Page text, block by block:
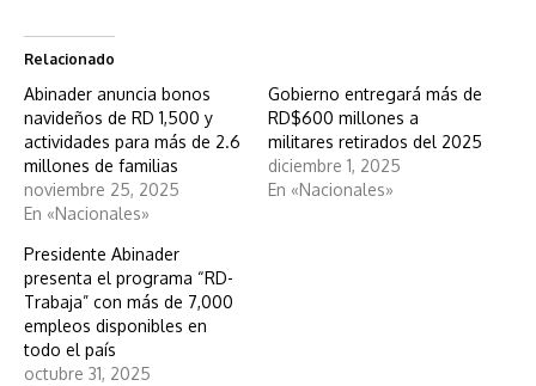
Relacionado
Abinader anuncia bonos
navideños de RD 1,500 y
actividades para más de 2.6
millones de familias
noviembre 25, 2025
En «Nacionales»
Gobierno entregará más de
RD$600 millones a
militares retirados del 2025
diciembre 1, 2025
En «Nacionales»
Presidente Abinader
presenta el programa “RD-
Trabaja” con más de 7,000
empleos disponibles en
todo el país
octubre 31, 2025